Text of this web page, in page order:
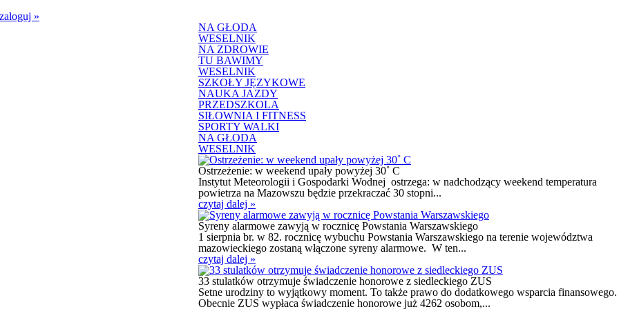
zaloguj »
NA GŁODA
WESELNIK
NA ZDROWIE
TU BAWIMY
WESELNIK
SZKOŁY JĘZYKOWE
NAUKA JAZDY
PRZEDSZKOLA
SIŁOWNIA I FITNESS
SPORTY WALKI
NA GŁODA
WESELNIK
Ostrzeżenie: w weekend upały powyżej 30˚ C
Instytut Meteorologii i Gospodarki Wodnej ostrzega: w nadchodzący weekend temperatura
powietrza na Mazowszu będzie przekraczać 30 stopni...
czytaj dalej »
Syreny alarmowe zawyją w rocznicę Powstania Warszawskiego
1 sierpnia br. w 82. rocznicę wybuchu Powstania Warszawskiego na terenie województwa
mazowieckiego zostaną włączone syreny alarmowe. W ten...
czytaj dalej »
33 stulatków otrzymuje świadczenie honorowe z siedleckiego ZUS
Setne urodziny to wyjątkowy moment. To także prawo do dodatkowego wsparcia finansowego.
Obecnie ZUS wypłaca świadczenie honorowe już 4262 osobom,...